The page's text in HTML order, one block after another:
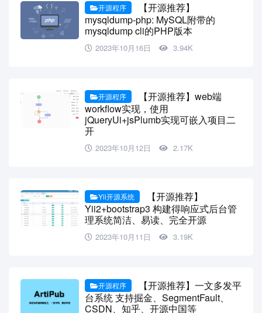
开源程序
【开源推荐】
mysqldump-php: MySQL附带的
mysqldump cli的PHP版本
2023年10月16日 3.94K
开源程序
【开源推荐】web端
workflow实现，使用
jQueryUi+jsPlumb实现可嵌入项目二
开
2023年10月12日 2.17K
Yii开源系统
【开源推荐】
Yii2+bootstrap3 构建得响应式后台管
理系统简洁、易读、完全开源
2023年10月11日 3.19K
开源程序
【开源推荐】一文多发平
台系统 支持掘金、SegmentFault、
CSDN、知乎、开源中国等